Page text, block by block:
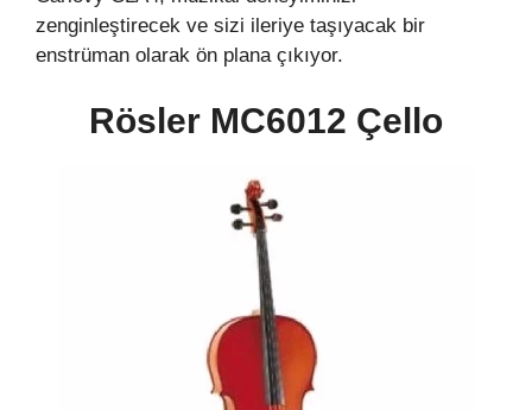
zenginleştirecek ve sizi ileriye taşıyacak bir
enstrüman olarak ön plana çıkıyor.
Rösler MC6012 Çello